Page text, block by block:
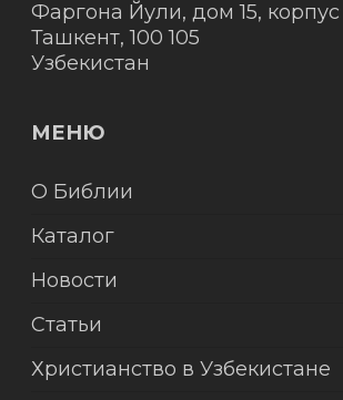
Фаргона Йули, дом 15, корпус
Ташкент,100 105
Узбекистан
МЕНЮ
О Библии
Каталог
Новости
Статьи
Христианство в Узбекистане